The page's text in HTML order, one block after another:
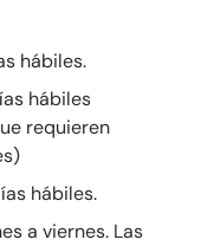
hábiles.
hábiles
requieren
hábiles.
a viernes. Las